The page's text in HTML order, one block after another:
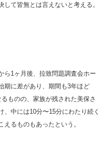
て皆無とは言えないと考える。
ら1ヶ月後、拉致問題調査会ホー
期に差があり、期間も3年ほど
ものの、家族が残された美保さ
、中には10分〜15分にわたり続く
るものもあったという。